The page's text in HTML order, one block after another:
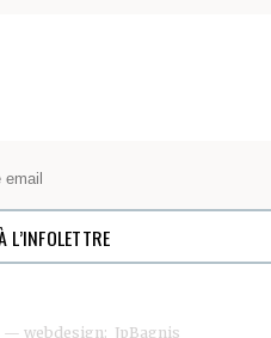
— webdesign: JpBagnis